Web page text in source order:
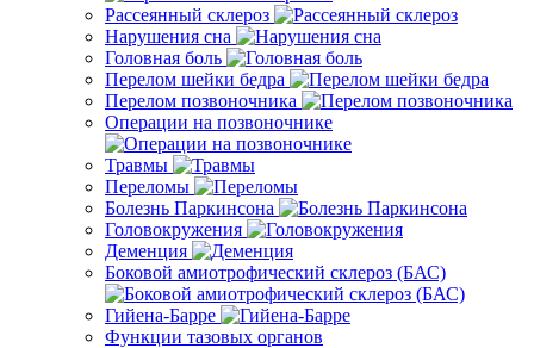
Рассеянный склероз
Нарушения сна
Головная боль
Перелом шейки бедра
Перелом позвоночника
Операции на позвоночнике
Травмы
Переломы
Болезнь Паркинсона
Головокружения
Деменция
Боковой амиотрофический склероз (БАС)
Гийена-Барре
Функции тазовых органов